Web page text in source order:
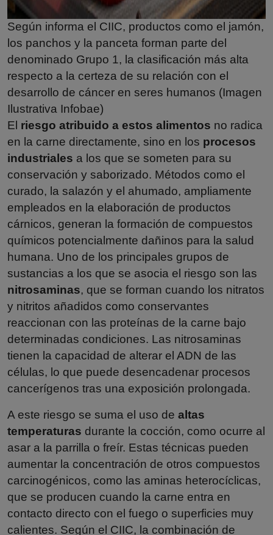
Según informa el CIIC, productos como el jamón,
los panchos y la panceta forman parte del
denominado Grupo 1, la clasificación más alta
respecto a la certeza de su relación con el
desarrollo de cáncer en seres humanos (Imagen
Ilustrativa Infobae)
El riesgo atribuido a estos alimentos no radica
en la carne directamente, sino en los procesos
industriales a los que se someten para su
conservación y saborizado. Métodos como el
curado, la salazón y el ahumado, ampliamente
empleados en la elaboración de productos
cárnicos, generan la formación de compuestos
químicos potencialmente dañinos para la salud
humana. Uno de los principales grupos de
sustancias a los que se asocia el riesgo son las
nitrosaminas, que se forman cuando los nitratos
y nitritos añadidos como conservantes
reaccionan con las proteínas de la carne bajo
determinadas condiciones. Las nitrosaminas
tienen la capacidad de alterar el ADN de las
células, lo que puede desencadenar procesos
cancerígenos tras una exposición prolongada.
A este riesgo se suma el uso de altas
temperaturas durante la cocción, como ocurre al
asar a la parrilla o freír. Estas técnicas pueden
aumentar la concentración de otros compuestos
carcinogénicos, como las aminas heterocíclicas,
que se producen cuando la carne entra en
contacto directo con el fuego o superficies muy
calientes. Según el CIIC, la combinación de